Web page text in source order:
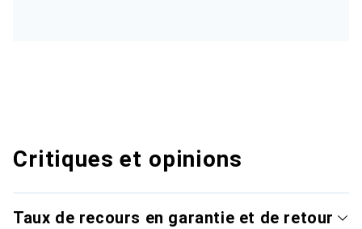
Critiques et opinions
Taux de recours en garantie et de retour